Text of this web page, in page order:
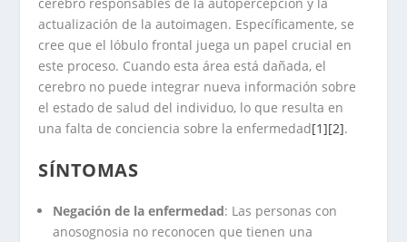
actualización de la autoimagen. Específicamente, se
cree que el lóbulo frontal juega un papel crucial en
este proceso. Cuando esta área está dañada, el
cerebro no puede integrar nueva información sobre
el estado de salud del individuo, lo que resulta en
una falta de conciencia sobre la enfermedad[1][2].
SÍNTOMAS
Negación de la enfermedad: Las personas con
anosognosia no reconocen que tienen una